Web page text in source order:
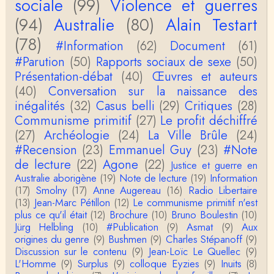
Christophe Darmangeat
La plus récente, donc celle en français, la quatrièm
e, publiée chez La Découverte.Bonne lecture !
Anonymous
Actuellement c'est quelle édition qui est la plus à jo
ur? La dernière edition française ou celle…
roland chaudat
le sous-titre de l’article de la Lutte de Classes “No
n, l’oppression des femmes n’a pas toujours exi…
roland chaudat
Votre gourmandise sera probablement récompens
ée parce que Snow apporte "de l'eau à votre m
o…
Christophe Darmangeat
...Et merci à vous pour Snow – qui m'a l'air d'être
davantage une histoire qu'une et…
roland chaudat
sociale (99) Violence et guerres
(94) Australie (80) Alain Testart
(78)
#Information (62) Document
(61)
#Parution (50) Rapports sociaux de sexe (50)
Présentation-débat (40) Œuvres et auteurs
(40)
Conversation sur la naissance des
inégalités (32) Casus belli (29) Critiques (28)
Communisme primitif (27) Le profit déchiffré
(27) Archéologie (24) La Ville Brûle (24)
#Recension (23) Emmanuel Guy (23) #Note
de lecture (22) Agone (22) Justice et guerre en
Australie aborigène (19) Note de lecture (19) Information
(17) Smolny (17) Anne Augereau (16) Radio Libertaire
(13) Jean-Marc Pétillon (12) Le communisme primitif n'est
plus ce qu'il était (12) Brochure (10) Bruno Boulestin (10)
Jürg Helbling
(10) #Publication (9) Asmat (9)
Aux
origines du genre (9) Bushmen (9) Charles Stépanoff (9)
Discussion sur le contenu (9) Jean-Loïc Le Quellec (9)
L'Homme (9) Surplus (9) colloque Eyzies (9) Inuits (8)